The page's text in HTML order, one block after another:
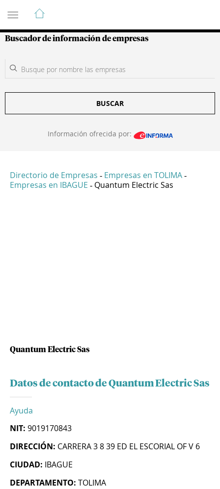
Guía de Empresas Colombianas
Buscador de información de empresas
BUSCAR
Información ofrecida por:
Directorio de Empresas - Empresas en TOLIMA -
Empresas en IBAGUE - Quantum Electric Sas
Quantum Electric Sas
Datos de contacto de Quantum Electric Sas
Ayuda
NIT: 9019170843
DIRECCIÓN: CARRERA 3 8 39 ED EL ESCORIAL OF V 6
CIUDAD: IBAGUE
DEPARTAMENTO: TOLIMA